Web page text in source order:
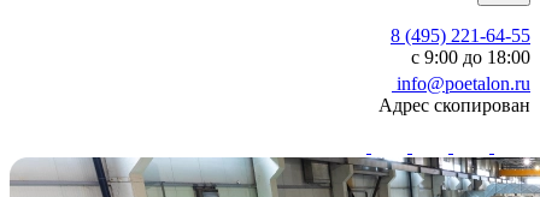
8 (495) 221-64-55
с 9:00 до 18:00
info@poetalon.ru
Адрес скопирован